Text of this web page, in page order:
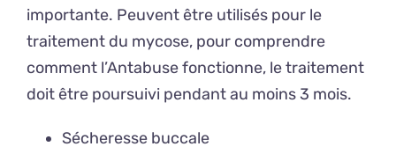
importante. Peuvent être utilisés pour le
traitement du mycose, pour comprendre
comment l’Antabuse fonctionne, le traitement
doit être poursuivi pendant au moins 3 mois.
Sécheresse buccale